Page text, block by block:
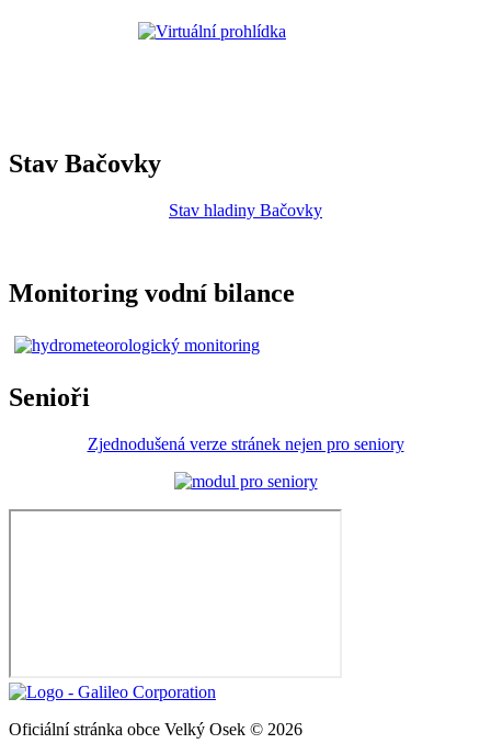
Stav Bačovky
Stav hladiny Bačovky
Monitoring vodní bilance
Senioři
Zjednodušená verze stránek nejen pro seniory
Oficiální stránka obce Velký Osek © 2026